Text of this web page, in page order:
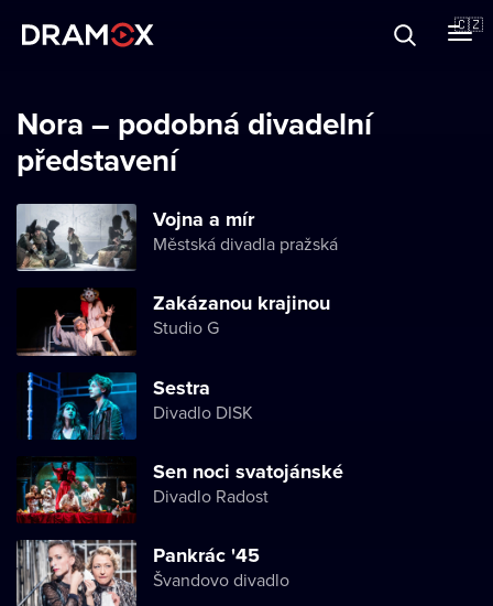
🇨🇿
Registrujte se
Nora – podobná divadelní
představení
Vojna a mír
Městská divadla pražská
Zakázanou krajinou
Studio G
Sestra
Divadlo DISK
Sen noci svatojánské
Divadlo Radost
Pankrác '45
Švandovo divadlo